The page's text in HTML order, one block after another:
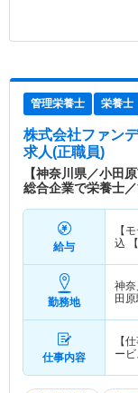
管理栄養士 栄養士
株式会社ファン
求人(正職員)
【神奈川県／小田
総合企業で栄養士
給与
【
込
勤務地
神
田
仕事内容
【
ー